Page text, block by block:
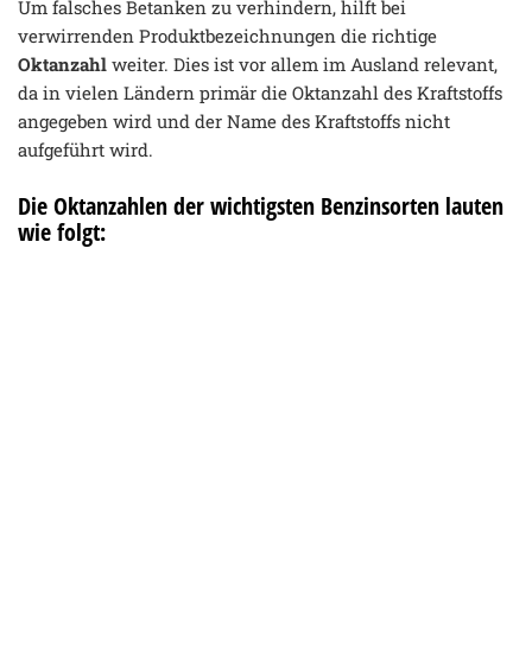
Um falsches Betanken zu verhindern, hilft bei
verwirrenden Produktbezeichnungen die richtige
Oktanzahl weiter. Dies ist vor allem im Ausland relevant,
da in vielen Ländern primär die Oktanzahl des Kraftstoffs
angegeben wird und der Name des Kraftstoffs nicht
aufgeführt wird.
Die Oktanzahlen der wichtigsten Benzinsorten lauten
wie folgt: